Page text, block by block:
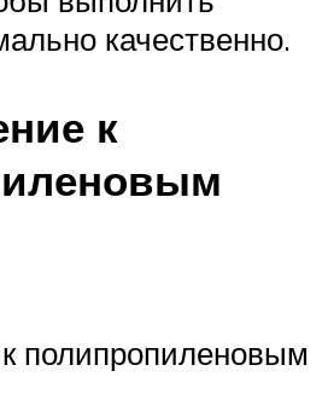
качественно.
к
полипропиленовым